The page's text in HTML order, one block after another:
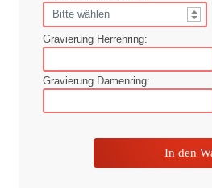
Gravierung Herrenring:
Gravierung Damenring: